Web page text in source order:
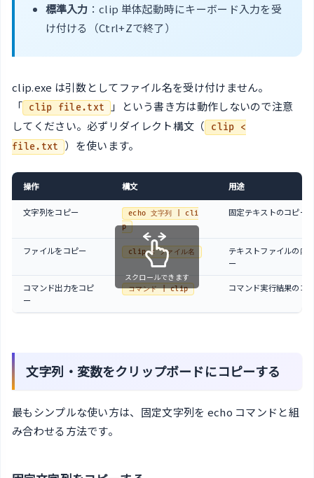
標準入力 ：clip 単体起動時にキーボード入力を受
け付ける（Ctrl+Zで終了）
clip.exe は引数としてファイル名を受け付けません。
「
clip file.txt
」という書き方は動作しないので注意
してください。必ずリダイレクト構文（ clip <
file.txt
）を使います。
操作 構文 用途
文字列をコピー
echo 文字列 | cli
p
固定テキストのコピー
ファイルをコピー clip < ファイル名
テキストファイルの内
ー
コマンド出力をコピ
ー
コマンド | clip コマンド実行結果のコ
スクロールできます
文字列・変数をクリップボードにコピーする
最もシンプルな使い方は、固定文字列を echo コマンドと組
み合わせる方法です。